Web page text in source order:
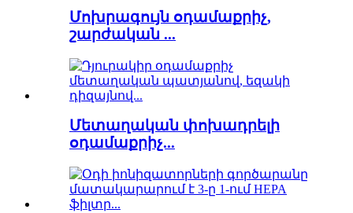
Մոխրագույն օդամաքրիչ,
շարժական ...
Մետաղական փոխադրելի
օդամաքրիչ...